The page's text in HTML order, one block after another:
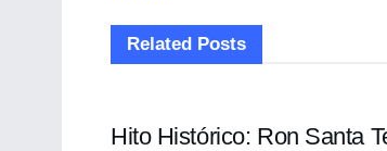
Related Posts
Hito Histórico: Ron Santa